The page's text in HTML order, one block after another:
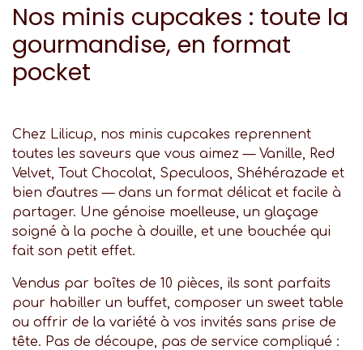
Nos minis cupcakes : toute la
gourmandise, en format
pocket
Chez Lilicup, nos minis cupcakes reprennent
toutes les saveurs que vous aimez — Vanille, Red
Velvet, Tout Chocolat, Speculoos, Shéhérazade et
bien d'autres — dans un format délicat et facile à
partager. Une génoise moelleuse, un glaçage
soigné à la poche à douille, et une bouchée qui
fait son petit effet.
Vendus par boîtes de 10 pièces, ils sont parfaits
pour habiller un buffet, composer un sweet table
ou offrir de la variété à vos invités sans prise de
tête. Pas de découpe, pas de service compliqué :